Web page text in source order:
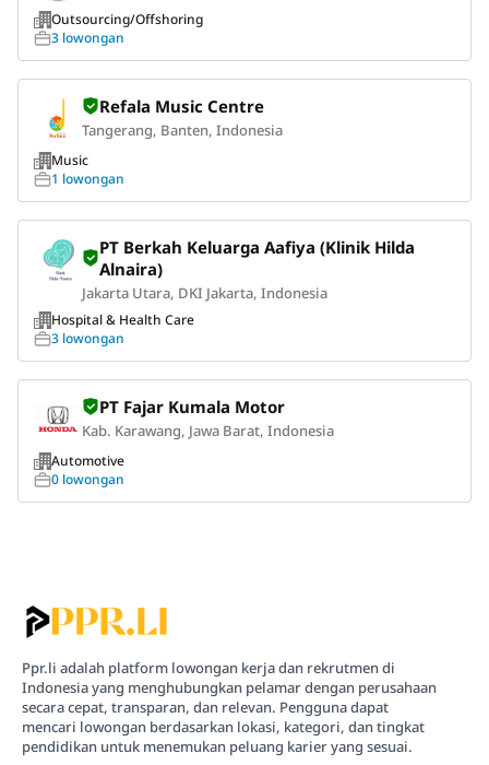
Outsourcing/Offshoring
3 lowongan
Refala Music Centre
Tangerang, Banten, Indonesia
Music
1 lowongan
PT Berkah Keluarga Aafiya (Klinik Hilda
Alnaira)
Jakarta Utara, DKI Jakarta, Indonesia
Hospital & Health Care
3 lowongan
PT Fajar Kumala Motor
Kab. Karawang, Jawa Barat, Indonesia
Automotive
0 lowongan
Ppr.li adalah platform lowongan kerja dan rekrutmen di
Indonesia yang menghubungkan pelamar dengan perusahaan
secara cepat, transparan, dan relevan. Pengguna dapat
mencari lowongan berdasarkan lokasi, kategori, dan tingkat
pendidikan untuk menemukan peluang karier yang sesuai.